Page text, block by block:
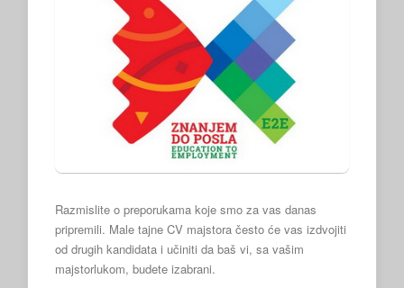
Razmislite o preporukama koje smo za vas danas
pripremili. Male tajne CV majstora često će vas izdvojiti
od drugih kandidata i učiniti da baš vi, sa vašim
majstorlukom, budete izabrani.